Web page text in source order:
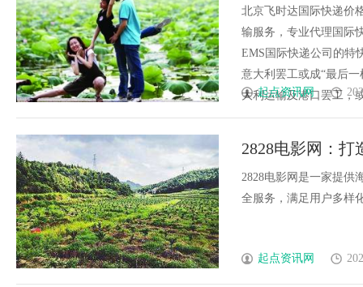
险，寄国际件查
北京飞时达国际快递价
输服务，专业代理国际
EMS国际快递公司的特
意大利罢工或成“最后
大利运输及港口罢工，
起点资讯网
2828电影网：
2828电影网是一家提供
全服务，满足用户多样
起点资讯网